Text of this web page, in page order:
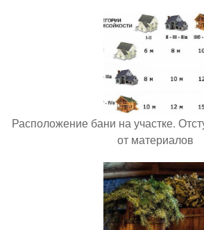
Расположение бани на участке.
от материалов